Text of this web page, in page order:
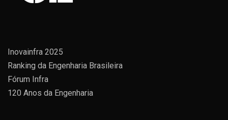
Inovainfra 2025
Ranking da Engenharia Brasileira
Fórum Infra
120 Anos da Engenharia